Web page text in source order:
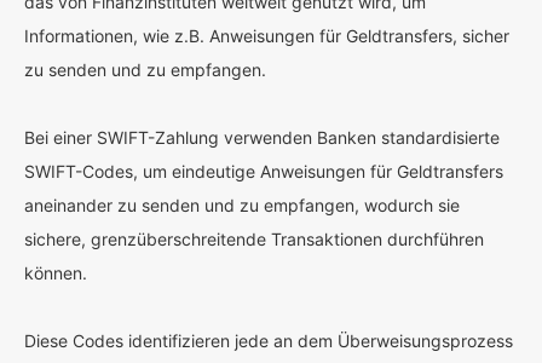
Informationen, wie z.B. Anweisungen für Geldtransfers, sicher
zu senden und zu empfangen.
Bei einer SWIFT-Zahlung verwenden Banken standardisierte
SWIFT-Codes, um eindeutige Anweisungen für Geldtransfers
aneinander zu senden und zu empfangen, wodurch sie
sichere, grenzüberschreitende Transaktionen durchführen
können.
Diese Codes identifizieren jede an dem Überweisungsprozess